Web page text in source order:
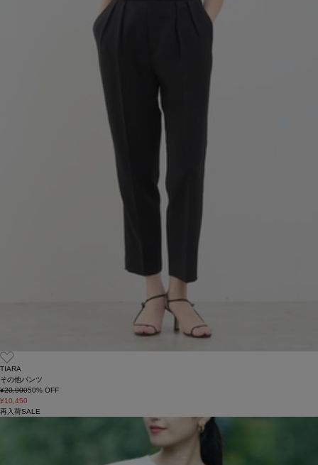
TIARA
その他パンツ
¥20,90050% OFF
¥10,450
再入荷SALE